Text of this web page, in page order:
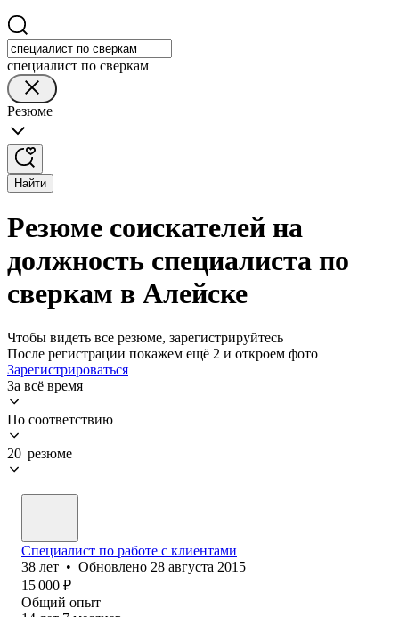
специалист по сверкам
Резюме
Найти
Резюме соискателей на
должность специалиста по
сверкам в Алейске
Чтобы видеть все резюме, зарегистрируйтесь
После регистрации покажем ещё 2 и откроем фото
Зарегистрироваться
За всё время
По соответствию
20 резюме
Специалист по работе с клиентами
38 лет • Обновлено 28 августа 2015
15 000 ₽
Общий опыт